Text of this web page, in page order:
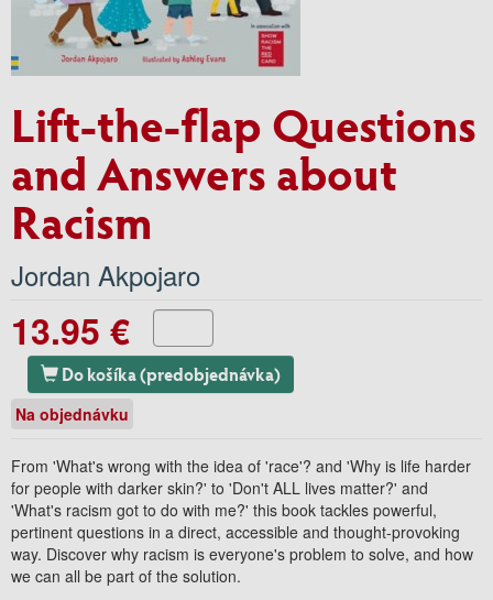
Lift-the-flap Questions
and Answers about
Racism
Jordan Akpojaro
13.95 €
Do košíka (predobjednávka)
Na objednávku
From 'What's wrong with the idea of 'race'? and 'Why is life harder
for people with darker skin?' to 'Don't ALL lives matter?' and
'What's racism got to do with me?' this book tackles powerful,
pertinent questions in a direct, accessible and thought-provoking
way. Discover why racism is everyone's problem to solve, and how
we can all be part of the solution.